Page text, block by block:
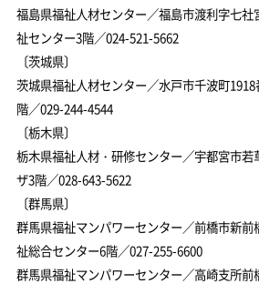
福島県福祉人材センター／福島市渡利字七社
祉センター3階／024-521-5662
〔茨城県〕
茨城県福祉人材センター／水戸市千波町
階／029-244-4544
〔栃木県〕
栃木県福祉人材・研修センター／宇都宮市若
ザ3階／028-643-5622
〔群馬県〕
群馬県福祉マンパワーセンター／前橋市新前
祉総合センター6階／027-255-6600
群馬県福祉マンパワーセンター／高崎支所前